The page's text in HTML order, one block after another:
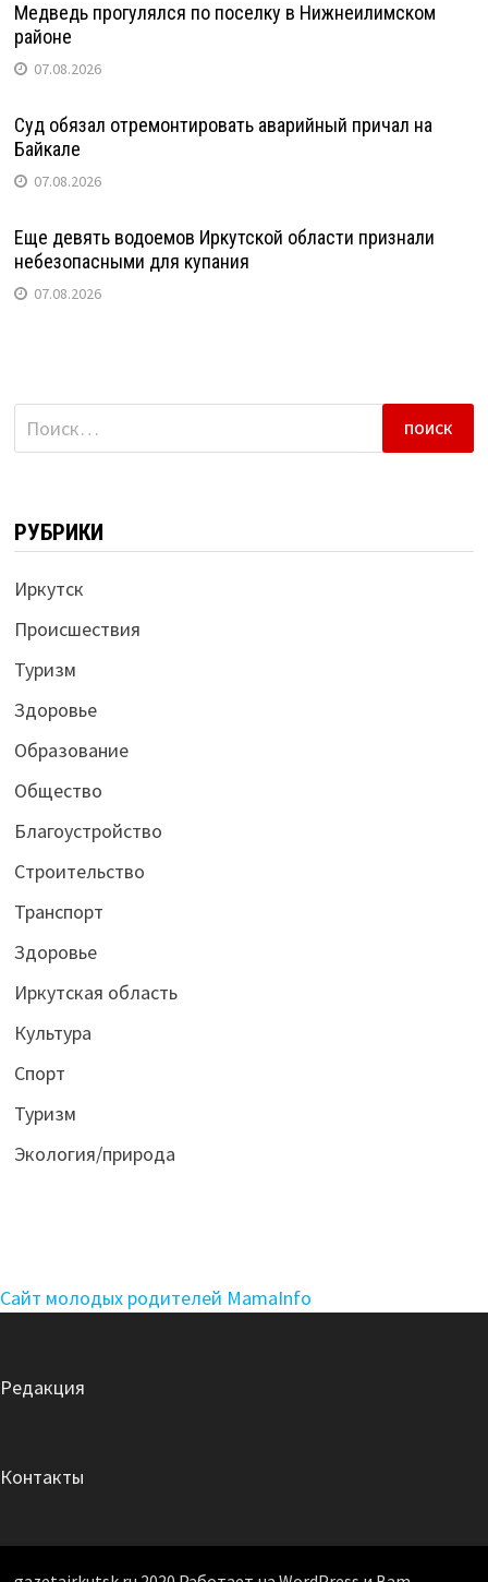
Медведь прогулялся по поселку в Нижнеилимском
районе
07.08.2026
Суд обязал отремонтировать аварийный причал на
Байкале
07.08.2026
Еще девять водоемов Иркутской области признали
небезопасными для купания
07.08.2026
Найти:
РУБРИКИ
Иркутск
Происшествия
Туризм
Здоровье
Образование
Общество
Благоустройство
Строительство
Транспорт
Здоровье
Иркутская область
Культура
Спорт
Туризм
Экология/природа
Сайт молодых родителей MamaInfo
Редакция
Контакты